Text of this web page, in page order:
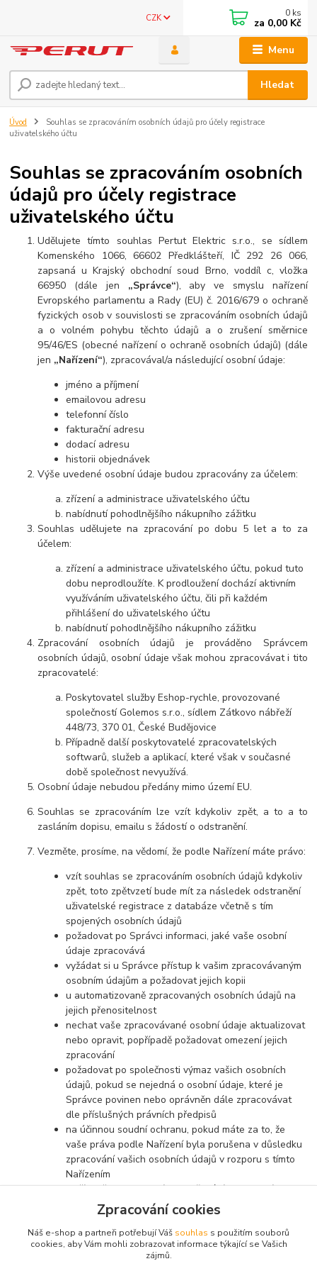
Menu
CZK
Hledat
0 ks
za 0,00 Kč
Úvod
Souhlas se zpracováním osobních údajů pro účely registrace
uživatelského účtu
Souhlas se zpracováním osobních
údajů pro účely registrace
uživatelského účtu
Udělujete tímto souhlas Pertut Elektric s.r.o., se sídlem
Komenského 1066, 66602 Předklášteří, IČ 292 26 066,
zapsaná u Krajský obchodní soud Brno, voddíl c, vložka
66950 (dále jen „Správce“), aby ve smyslu nařízení
Evropského parlamentu a Rady (EU) č. 2016/679 o ochraně
fyzických osob v souvislosti se zpracováním osobních údajů
a o volném pohybu těchto údajů a o zrušení směrnice
95/46/ES (obecné nařízení o ochraně osobních údajů) (dále
jen „Nařízení“), zpracovával/a následující osobní údaje:
jméno a příjmení
emailovou adresu
telefonní číslo
fakturační adresu
dodací adresu
historii objednávek
Výše uvedené osobní údaje budou zpracovány za účelem:
zřízení a administrace uživatelského účtu
nabídnutí pohodlnějšího nákupního zážitku
Souhlas udělujete na zpracování po dobu 5 let a to za
účelem:
zřízení a administrace uživatelského účtu, pokud tuto
dobu neprodloužíte. K prodloužení dochází aktivním
využíváním uživatelského účtu, čili při každém
přihlášení do uživatelského účtu
nabídnutí pohodlnějšího nákupního zážitku
Zpracování osobních údajů je prováděno Správcem
osobních údajů, osobní údaje však mohou zpracovávat i tito
zpracovatelé:
Poskytovatel služby Eshop-rychle, provozované
společností Golemos s.r.o., sídlem Zátkovo nábřeží
448/73, 370 01, České Budějovice
Případně další poskytovatelé zpracovatelských
softwarů, služeb a aplikací, které však v současné
době společnost nevyužívá.
Osobní údaje nebudou předány mimo území EU.
Souhlas se zpracováním lze vzít kdykoliv zpět, a to a to
zasláním dopisu, emailu s žádostí o odstranění.
Vezměte, prosíme, na vědomí, že podle Nařízení máte právo:
vzít souhlas se zpracováním osobních údajů kdykoliv
zpět, toto zpětvzetí bude mít za následek odstranění
uživatelské registrace z databáze včetně s tím
spojených osobních údajů
požadovat po Správci informaci, jaké vaše osobní
údaje zpracovává
vyžádat si u Správce přístup k vašim zpracovávaným
osobním údajům a požadovat jejich kopii
u automatizovaně zpracovaných osobních údajů na
jejich přenositelnost
nechat vaše zpracovávané osobní údaje aktualizovat
nebo opravit, popřípadě požadovat omezení jejich
zpracování
požadovat po společnosti výmaz vašich osobních
údajů, pokud se nejedná o osobní údaje, které je
Správce povinen nebo oprávněn dále zpracovávat
dle příslušných právních předpisů
na účinnou soudní ochranu, pokud máte za to, že
vaše práva podle Nařízení byla porušena v důsledku
zpracování vašich osobních údajů v rozporu s tímto
Nařízením
v případě pochybností o dodržování povinností
souvisejících se zpracováním osobních údajů se
obrátit na Správce nebo na Úřad pro ochranu
osobních údajů
Zpracování cookies
Náš e-shop a partneři potřebují Váš souhlas s použitím souborů
cookies, aby Vám mohli zobrazovat informace týkající se Vašich
zájmů.